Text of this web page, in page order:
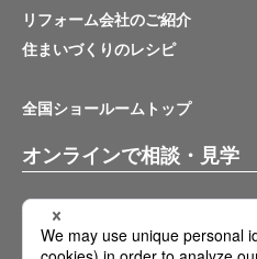
リフォーム会社のご紹介
住まいづくりのレシピ
全国ショールームトップ
オンラインで相談・見学
バーチャルショールーム
オンライン相談サービス